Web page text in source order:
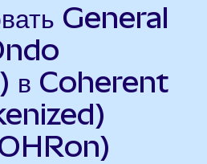
General
в Coherent